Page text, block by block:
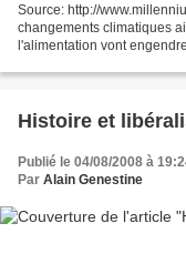
Source: http://
changements climatiques
l'alimentation vont
Histoire et
Publié le 04/08/2008 à
Par Alain Genestine